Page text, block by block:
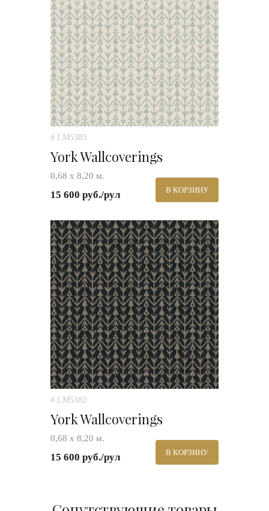
# LM5383
York Wallcoverings
0,68 х 8,20 м.
15 600 руб./рул В КОРЗИНУ
# LM5382
York Wallcoverings
0,68 х 8,20 м.
15 600 руб./рул В КОРЗИНУ